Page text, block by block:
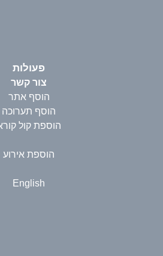
פעולות
צור קשר
הוסף אתר
הוסף תערוכה
הוספת קול
הוספת אירוע
English